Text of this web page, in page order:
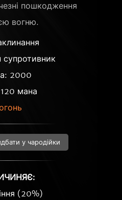
пошкодження
вогню.
супротивник
2000
мана
у чародійки
(20%)